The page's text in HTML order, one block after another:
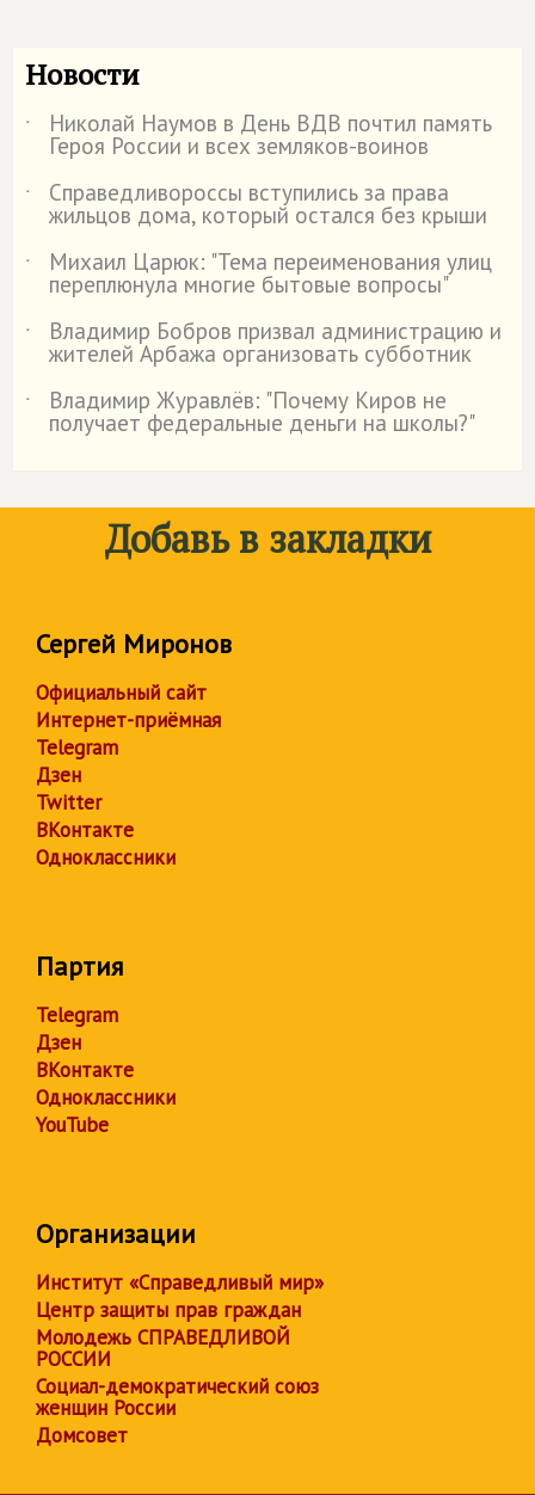
Новости
˙ Николай Наумов в День ВДВ почтил память
Героя России и всех земляков-воинов
˙
Справедливороссы вступились за права
жильцов дома, который остался без крыши
˙
Михаил Царюк: "Тема переименования улиц
переплюнула многие бытовые вопросы"
˙
Владимир Бобров призвал администрацию и
жителей Арбажа организовать субботник
˙
Владимир Журавлёв: "Почему Киров не
получает федеральные деньги на школы?"
Добавь в закладки
Сергей Миронов
Официальный сайт
Интернет-приёмная
Telegram
Дзен
Twitter
ВКонтакте
Одноклассники
Партия
Telegram
Дзен
ВКонтакте
Одноклассники
YouTube
Организации
Институт «Справедливый мир»
Центр защиты прав граждан
Молодежь СПРАВЕДЛИВОЙ
РОССИИ
Социал-демократический союз
женщин России
Домсовет